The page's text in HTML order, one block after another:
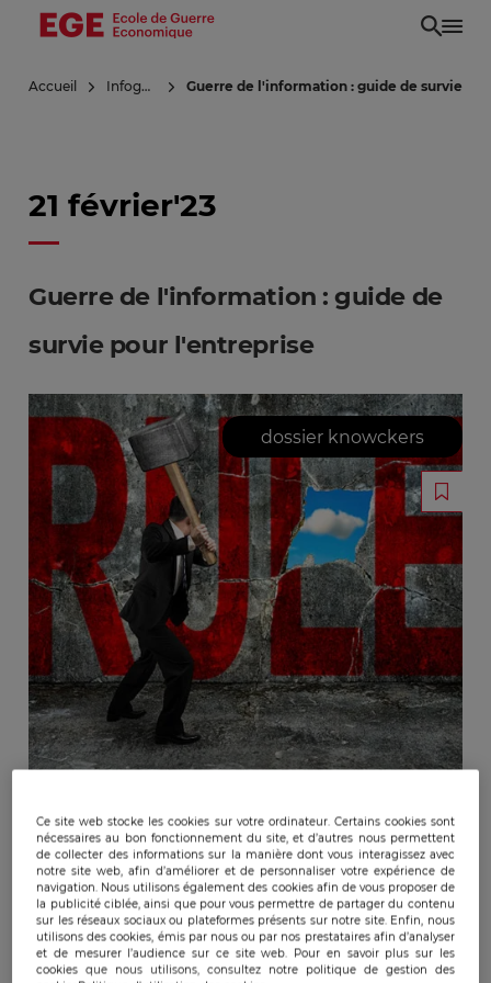
Aller
principal
Accueil Infoguerre Guerre de l'information : guide de survie
21 février'23
Guerre de l'information : guide de
survie pour l'entreprise
dossier knowckers
Publicado: 21/02/2023|Actualizado: 19/07/2024
Ce site web stocke les cookies sur votre ordinateur. Certains cookies sont
nécessaires au bon fonctionnement du site, et d’autres nous permettent
de collecter des informations sur la manière dont vous interagissez avec
notre site web, afin d’améliorer et de personnaliser votre expérience de
navigation. Nous utilisons également des cookies afin de vous proposer de
la publicité ciblée, ainsi que pour vous permettre de partager du contenu
sur les réseaux sociaux ou plateformes présents sur notre site. Enfin, nous
utilisons des cookies, émis par nous ou par nos prestataires afin d’analyser
et de mesurer l’audience sur ce site web. Pour en savoir plus sur les
cookies que nous utilisons, consultez notre politique de gestion des